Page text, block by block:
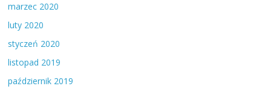
marzec 2020
luty 2020
styczeń 2020
listopad 2019
październik 2019